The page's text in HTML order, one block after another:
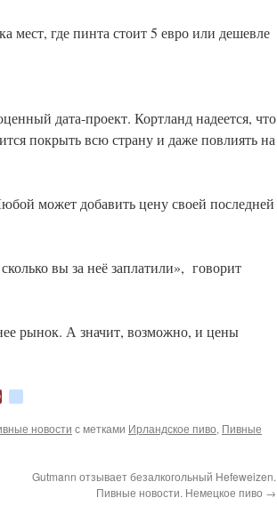
мест, где пинта стоит 5 евро или дешевле
дата-проект. Кортланд надеется, что
покрыть всю страну и даже повлиять на
может добавить цену своей последней
вы за неё заплатили», говорит
рынок. А значит, возможно, и цены
Diary.Ru
новости с метками Ирландское пиво, Пивные
Gutmann отзывает безалкогольный Hefeweizen.
Пивные новости. Немецкое пиво →